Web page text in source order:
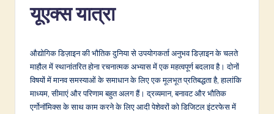
d
a
यूएक्स यात्रा
औद्योगिक डिज़ाइन की भौतिक दुनिया से उपयोगकर्ता अनुभव डिज़ाइन के चलते
माहौल में स्थानांतरित होना रचनात्मक अभ्यास में एक महत्वपूर्ण बदलाव है। दोनों
विषयों में मानव समस्याओं के समाधान के लिए एक मूलभूत प्रतिबद्धता है, हालांकि
माध्यम, सीमाएं और परिणाम बहुत अलग हैं। द्रव्यमान, बनावट और भौतिक
एर्गोनॉमिक्स के साथ काम करने के लिए आदी पेशेवरों को डिजिटल इंटरफेस में